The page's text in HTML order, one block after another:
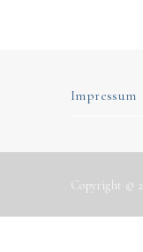
Impressum
Copyright ©